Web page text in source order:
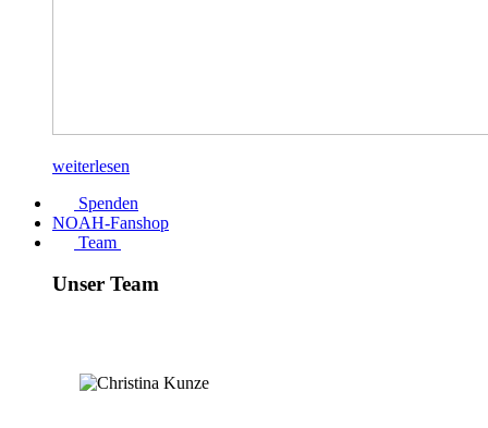
weiterlesen
Spenden
NOAH-Fanshop
Team
Unser Team